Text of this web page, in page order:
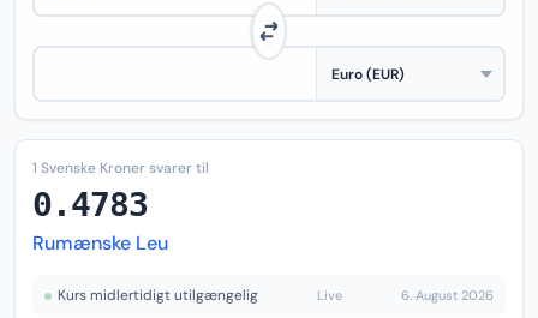
1 Svenske Kroner svarer til
0.4783
Rumænske Leu
Kurs midlertidigt utilgængelig Live 6. August 2026